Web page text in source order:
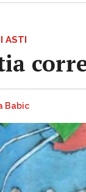
ASTI
Babic